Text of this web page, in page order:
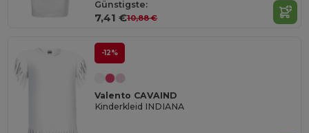
Günstigste:
7,41 €10,88 €
-12%
Valento CAVAIND
Kinderkleid INDIANA